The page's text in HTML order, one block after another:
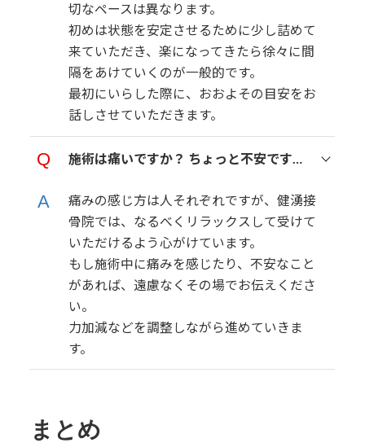
切なペースは異なります。
初めは状態を安定させるために少し詰めて
来ていただき、楽になってきたら徐々に間
隔をあけていくのが一般的です。
最初にいらした際に、おおよその目安をお
話しさせていただきます。
施術は痛いですか？ ちょっと不安です…
痛みの感じ方は人それぞれですが、健湧接
骨院では、なるべくリラックスして受けて
いただけるよう心がけています。
もし施術中に痛みを感じたり、不安なこと
があれば、遠慮なくその場でお伝えくださ
い。
力加減などを調整しながら進めていきま
す。
まとめ